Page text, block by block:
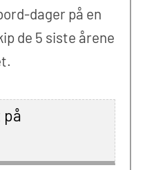
dager på en
de 5 siste årene
på